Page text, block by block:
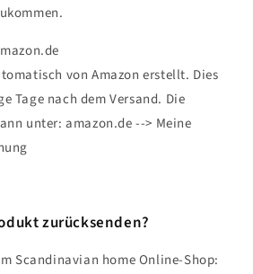
von Amazon erstellt. Dies
Tage nach dem Versand. Die
unter: amazon.de --> Meine
zurücksenden?
Scandinavian home Online-Shop: